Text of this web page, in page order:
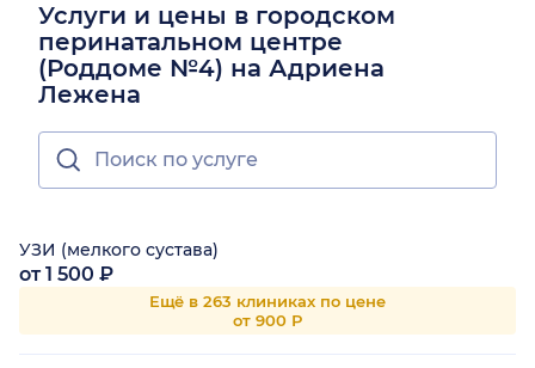
Услуги и цены в городском
перинатальном центре
(Роддоме №4) на Адриена
Лежена
УЗИ (мелкого сустава)
от 1 500 ₽
Ещё в 263 клиниках по цене
от 900 Р